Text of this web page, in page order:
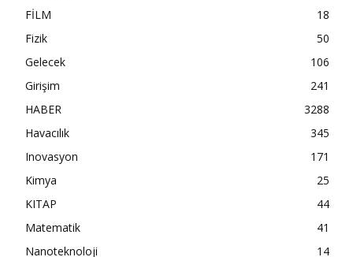
FİLM
18
Fizik
50
Gelecek
106
Girişim
241
HABER
3288
Havacılık
345
Inovasyon
171
Kimya
25
KITAP
44
Matematik
41
Nanoteknoloji
14